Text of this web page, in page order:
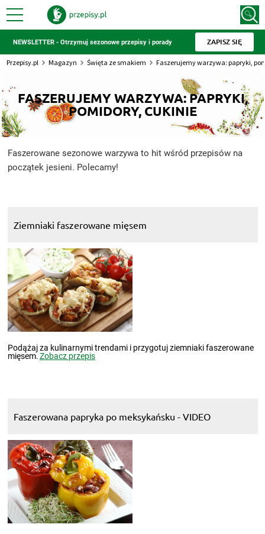
NEWSLETTER - Otrzymuj sezonowe przepisy i porady ZAPISZ SIĘ
Przepisy.pl Magazyn Święta ze smakiem Faszerujemy warzywa: papryki,
FASZERUJEMY WARZYWA: PAPRYKI,
POMIDORY, CUKINIE
Faszerowane sezonowe warzywa to hit wśród przepisów na
początek jesieni. Polecamy!
Ziemniaki faszerowane mięsem
Podążaj za kulinarnymi trendami i przygotuj ziemniaki faszerowane
mięsem.Zobacz przepis
Faszerowana papryka po meksykańsku - VIDEO